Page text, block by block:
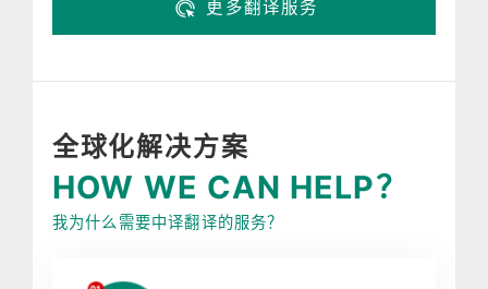
更多翻译服务
全球化解决方案
HOW WE CAN HELP？
我为什么需要中译翻译的服务？